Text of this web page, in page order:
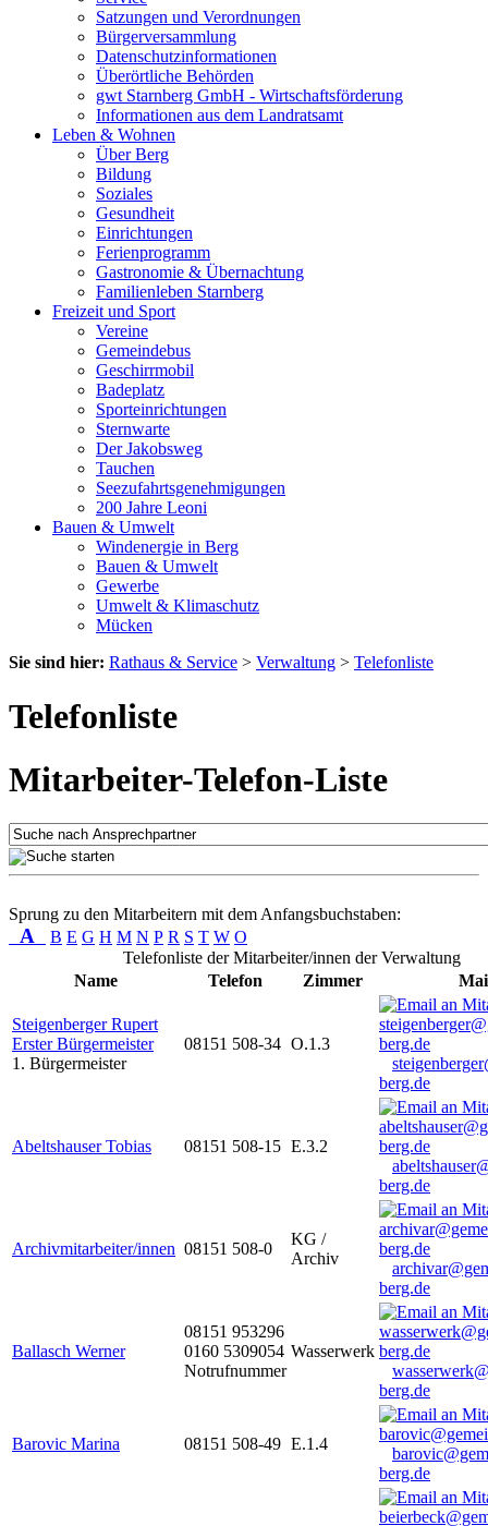
Satzungen und Verordnungen
Bürgerversammlung
Datenschutzinformationen
Überörtliche Behörden
gwt Starnberg GmbH - Wirtschaftsförderung
Informationen aus dem Landratsamt
Leben & Wohnen
Über Berg
Bildung
Soziales
Gesundheit
Einrichtungen
Ferienprogramm
Gastronomie & Übernachtung
Familienleben Starnberg
Freizeit und Sport
Vereine
Gemeindebus
Geschirrmobil
Badeplatz
Sporteinrichtungen
Sternwarte
Der Jakobsweg
Tauchen
Seezufahrtsgenehmigungen
200 Jahre Leoni
Bauen & Umwelt
Windenergie in Berg
Bauen & Umwelt
Gewerbe
Umwelt & Klimaschutz
Mücken
Sie sind hier: Rathaus & Service > Verwaltung > Telefonliste
Telefonliste
Mitarbeiter-Telefon-Liste
Sprung zu den Mitarbeitern mit dem Anfangsbuchstaben:
A B E G H M N P R S T W O
Telefonliste der Mitarbeiter/innen der Verwaltung
Name
Telefon Zimmer
Steigenberger Rupert
Erster Bürgermeister
1. Bürgermeister
08151 508-34 O.1.3
berg.de
Abeltshauser Tobias 08151 508-15 E.3.2
berg.de
Archivmitarbeiter/innen 08151 508-0
KG /
Archiv
berg.de
Ballasch Werner
08151 953296
0160 5309054
Notrufnummer
Wasserwerk
berg.de
Barovic Marina 08151 508-49 E.1.4
berg.de